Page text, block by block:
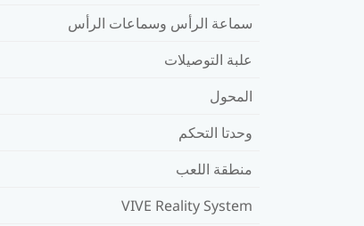
سماعة الرأس وسماعات الرأس
علبة التوصيلات
المحول
وحدتا التحكم
منطقة اللعب
VIVE Reality System